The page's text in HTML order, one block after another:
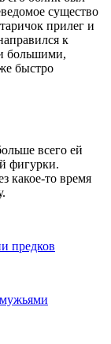
существо
прилег и
к
большими,
быстро
всего ей
фигурки.
какое-то время
предков